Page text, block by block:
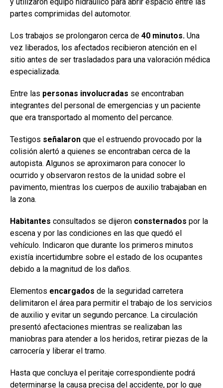
partes comprimidas del automotor.
Los trabajos se prolongaron cerca de 40 minutos. Una
vez liberados, los afectados recibieron atención en el
sitio antes de ser trasladados para una valoración médica
especializada.
Entre las personas involucradas se encontraban
integrantes del personal de emergencias y un paciente
que era transportado al momento del percance.
Testigos señalaron que el estruendo provocado por la
colisión alertó a quienes se encontraban cerca de la
autopista. Algunos se aproximaron para conocer lo
ocurrido y observaron restos de la unidad sobre el
pavimento, mientras los cuerpos de auxilio trabajaban en
la zona.
Habitantes consultados se dijeron consternados por la
escena y por las condiciones en las que quedó el
vehículo. Indicaron que durante los primeros minutos
existía incertidumbre sobre el estado de los ocupantes
debido a la magnitud de los daños.
Elementos encargados de la seguridad carretera
delimitaron el área para permitir el trabajo de los servicios
de auxilio y evitar un segundo percance. La circulación
presentó afectaciones mientras se realizaban las
maniobras para atender a los heridos, retirar piezas de la
carrocería y liberar el tramo.
Hasta que concluya el peritaje correspondiente podrá
determinarse la causa precisa del accidente, por lo que